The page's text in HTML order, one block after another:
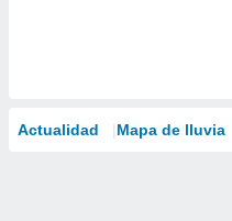
Actualidad Mapa de lluvia